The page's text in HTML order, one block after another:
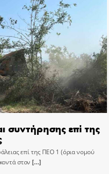
συντήρησης επί της
επί της ΠΕΟ 1 (όρια νομού
στον […]